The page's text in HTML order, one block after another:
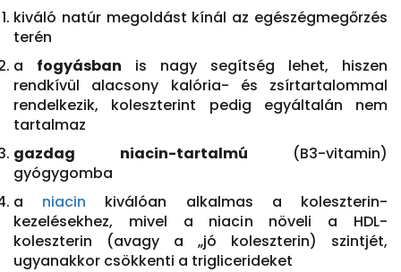
kiváló natúr megoldást kínál az egészégmegőrzés
terén
a fogyásban is nagy segítség lehet, hiszen
rendkívül alacsony kalória- és zsírtartalommal
rendelkezik, koleszterint pedig egyáltalán nem
tartalmaz
gazdag niacin-tartalmú (B3-vitamin)
gyógygomba
a niacin kiválóan alkalmas a koleszterin-
kezelésekhez, mivel a niacin növeli a HDL-
koleszterin (avagy a „jó koleszterin) szintjét,
ugyanakkor csökkenti a triglicerideket